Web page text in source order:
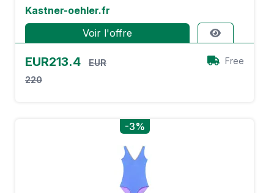
Kastner-oehler.fr
Voir l'offre
EUR213.4
EUR
220
Free
-3%